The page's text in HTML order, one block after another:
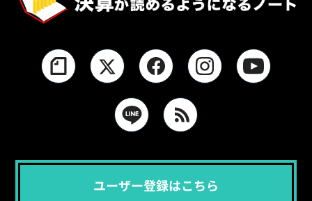
ユーザー登録はこちら